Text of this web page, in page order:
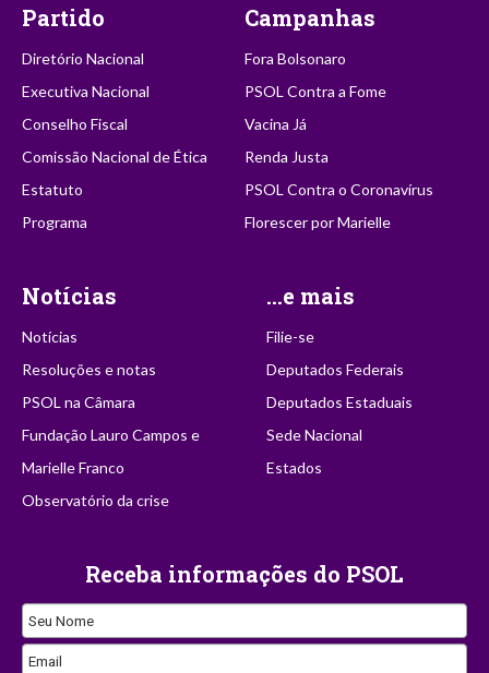
Partido
Diretório Nacional
Executiva Nacional
Conselho Fiscal
Comissão Nacional de Ética
Estatuto
Programa
Campanhas
Fora Bolsonaro
PSOL Contra a Fome
Vacina Já
Renda Justa
PSOL Contra o Coronavírus
Florescer por Marielle
Notícias
Notícias
Resoluções e notas
PSOL na Câmara
Fundação Lauro Campos e
Marielle Franco
Observatório da crise
...e mais
Filie-se
Deputados Federais
Deputados Estaduais
Sede Nacional
Estados
Receba informações do PSOL
Seu Nome
Email